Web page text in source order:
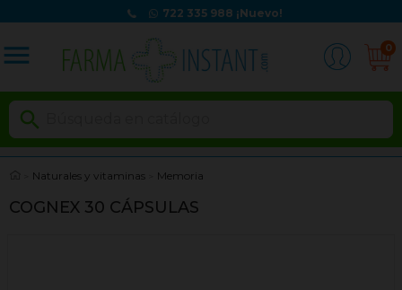
722 335 988 ¡Nuevo!
menu 0

Naturales y vitaminas Memoria
COGNEX 30 CÁPSULAS